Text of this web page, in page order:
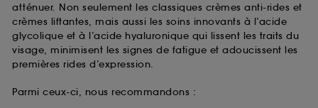
atténuer. Non seulement les classiques crèmes anti-rides et
crèmes liftantes, mais aussi les soins innovants à l’acide
glycolique et à l’acide hyaluronique qui lissent les traits du
visage, minimisent les signes de fatigue et adoucissent les
premières rides d’expression.
Parmi ceux-ci, nous recommandons :